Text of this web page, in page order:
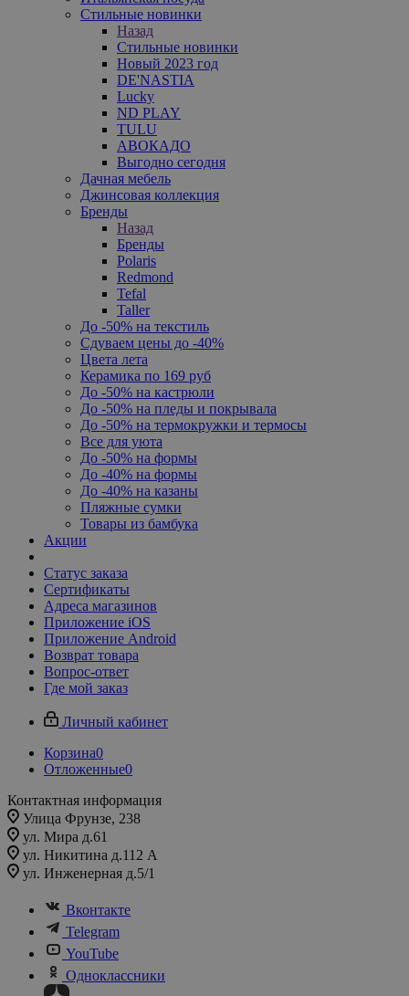
Стильные новинки
Назад
Стильные новинки
Новый 2023 год
DE'NASTIA
Lucky
ND PLAY
TULU
АВОКАДО
Выгодно сегодня
Дачная мебель
Джинсовая коллекция
Бренды
Назад
Бренды
Polaris
Redmond
Tefal
Taller
До -50% на текстиль
Сдуваем цены до -40%
Цвета лета
Керамика по 169 руб
До -50% на кастрюли
До -50% на пледы и покрывала
До -50% на термокружки и термосы
Все для уюта
До -50% на формы
До -40% на формы
До -40% на казаны
Пляжные сумки
Товары из бамбука
Акции
Статус заказа
Сертификаты
Адреса магазинов
Приложение iOS
Приложение Android
Возврат товара
Вопрос-ответ
Где мой заказ
Личный кабинет
Корзина0
Отложенные0
Контактная информация
Улица Фрунзе, 238​
ул. Мира д.61
ул. Никитина д.112 А
ул. Инженерная д.5/1
Вконтакте
Telegram
YouTube
Одноклассники